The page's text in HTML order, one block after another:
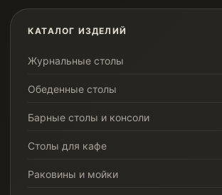
КАТАЛОГ ИЗДЕЛИЙ
Журнальные столы
Обеденные столы
Барные столы и консоли
Столы для кафе
Раковины и мойки